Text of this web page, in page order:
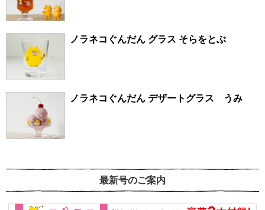
ノラネコぐんだん グラス そらをとぶ
ノラネコぐんだん デザートグラス うみ
最新号のご案内